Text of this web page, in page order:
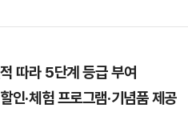
따라 5단계 등급 부여
인·체험 프로그램·기념품 제공